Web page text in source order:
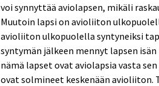
voi synnyttää aviolapsen, mikäli
Muutoin lapsi on avioliiton
avioliiton ulkopuolella syntyneiksi
syntymän jälkeen mennyt lapsen
nämä lapset ovat aviolapsia vasta
ovat solmineet keskenään avioliiton.